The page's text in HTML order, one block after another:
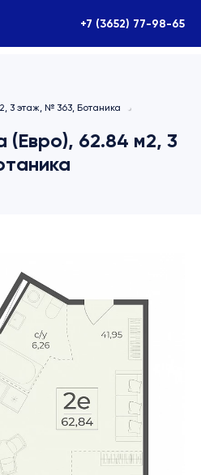
+7 (3652) 77-98-65
3 этаж, № 363, Ботаника
(Евро), 62.84 м2, 3